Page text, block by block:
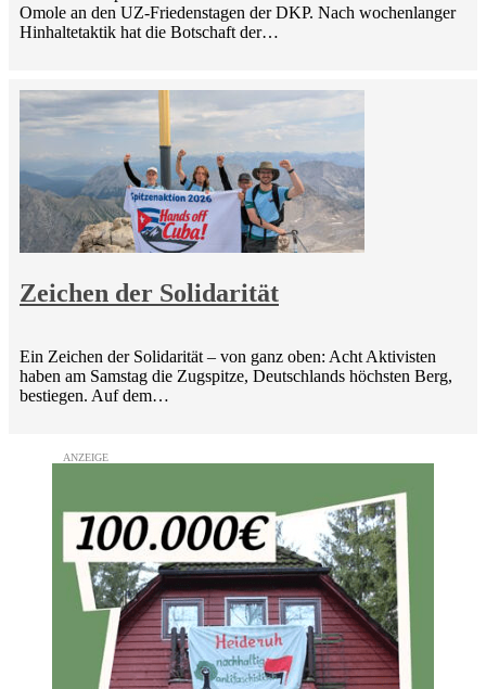
Omole an den UZ-Friedenstagen der DKP. Nach wochenlanger
Hinhaltetaktik hat die Botschaft der…
Zeichen der Solidarität
Ein Zeichen der Solidarität – von ganz oben: Acht Aktivisten
haben am Samstag die Zugspitze, Deutschlands höchsten Berg,
bestiegen. Auf dem…